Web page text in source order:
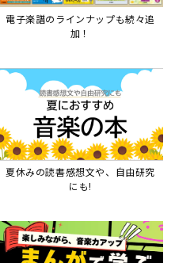
電子楽譜のラインナップも続々追
加！
夏休みの読書感想文や、自由研究
にも!